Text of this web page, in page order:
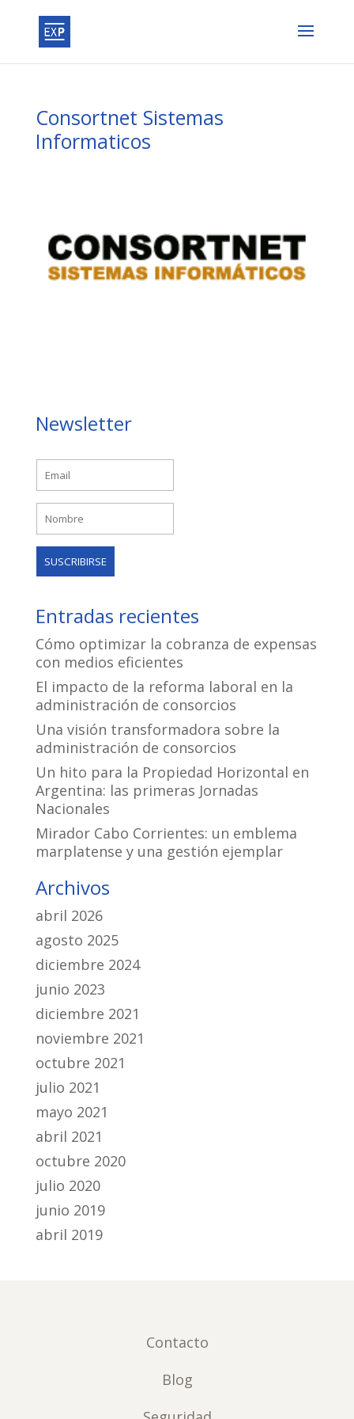
Consortnet Sistemas
Informaticos
Newsletter
Entradas recientes
Cómo optimizar la cobranza de expensas
con medios eficientes
El impacto de la reforma laboral en la
administración de consorcios
Una visión transformadora sobre la
administración de consorcios
Un hito para la Propiedad Horizontal en
Argentina: las primeras Jornadas
Nacionales
Mirador Cabo Corrientes: un emblema
marplatense y una gestión ejemplar
Archivos
abril 2026
agosto 2025
diciembre 2024
junio 2023
diciembre 2021
noviembre 2021
octubre 2021
julio 2021
mayo 2021
abril 2021
octubre 2020
julio 2020
junio 2019
abril 2019
Contacto
Blog